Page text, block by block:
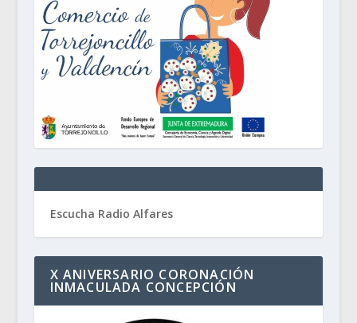
Escucha Radio Alfares
X ANIVERSARIO CORONACIÓN
INMACULADA CONCEPCIÓN